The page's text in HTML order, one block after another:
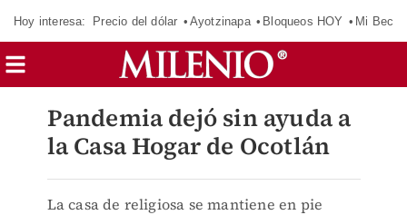
Hoy interesa: Precio del dólar Ayotzinapa Bloqueos HOY Mi Beca
Pandemia dejó sin ayuda a
la Casa Hogar de Ocotlán
La casa de religiosa se mantiene en pie